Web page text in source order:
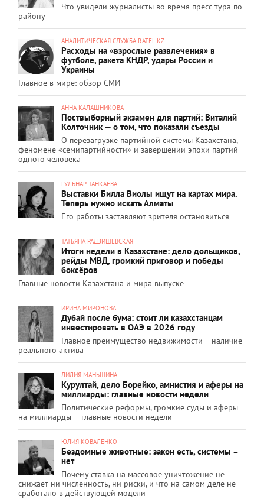
Что увидели журналисты во время пресс-тура по
району
АНАЛИТИЧЕСКАЯ СЛУЖБА RATEL.KZ
Расходы на «взрослые развлечения» в
футболе, ракета КНДР, удары России и
Украины
Главное в мире: обзор СМИ
АННА КАЛАШНИКОВА
Поствыборный экзамен для партий: Виталий
Колточник — о том, что показали съезды
О перезагрузке партийной системы Казахстана,
феномене «семипартийности» и завершении эпохи партий
одного человека
ГУЛЬНАР ТАНКАЕВА
Выставки Билла Виолы ищут на картах мира.
Теперь нужно искать Алматы
Его работы заставляют зрителя остановиться
ТАТЬЯНА РАДЗИШЕВСКАЯ
Итоги недели в Казахстане: дело дольщиков,
рейды МВД, громкий приговор и победы
боксёров
Главные новости Казахстана и мира выпуске
ИРИНА МИРОНОВА
Дубай после бума: стоит ли казахстанцам
инвестировать в ОАЭ в 2026 году
Главное преимущество недвижимости – наличие
реального актива
ЛИЛИЯ МАНЬШИНА
Курултай, дело Борейко, амнистия и аферы на
миллиарды: главные новости недели
Политические реформы, громкие суды и аферы
на миллиарды — главные новости недели
ЮЛИЯ КОВАЛЕНКО
Бездомные животные: закон есть, системы –
нет
Почему ставка на массовое уничтожение не
снижает ни численность, ни риски, и что на самом деле не
сработало в действующей модели